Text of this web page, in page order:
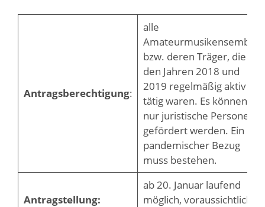
Antragsberechtigung:
alle
Amateurmusikensembles
bzw. deren Träger, die in
den Jahren 2018 und
2019 regelmäßig aktiv
tätig waren. Es können
nur juristische Personen
gefördert werden. Ein
pandemischer Bezug
muss bestehen.
Antragstellung:
ab 20. Januar laufend
möglich, voraussichtlich